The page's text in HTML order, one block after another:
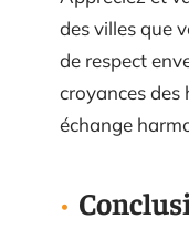
des villes que
de respect
croyances
échange